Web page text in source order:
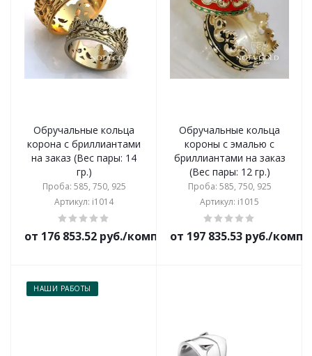
Обручальные кольца
корона с бриллиантами
на заказ (Вес пары: 14
гр.)
Проба: 585, 750, 925
Артикул: i1014
от 176 853.52 руб./комплект
Обручальные кольца
короны с эмалью с
бриллиантами на заказ
(Вес пары: 12 гр.)
Проба: 585, 750, 925
Артикул: i1015
от 197 835.53 руб./
НАШИ РАБОТЫ